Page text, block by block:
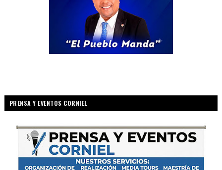
PRENSA Y EVENTOS CORNIEL